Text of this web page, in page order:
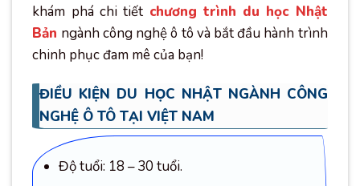
khám phá chi tiết chương trình du học Nhật
Bản ngành công nghệ ô tô và bắt đầu hành trình
chinh phục đam mê của bạn!
ĐIỀU KIỆN DU HỌC NHẬT NGÀNH CÔNG
NGHỆ Ô TÔ TẠI VIỆT NAM
Độ tuổi: 18 – 30 tuổi.